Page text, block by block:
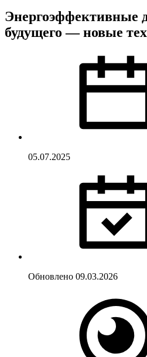
Энергоэффективные
будущего — новые
05.07.2025
Обновлено 09.03.2026